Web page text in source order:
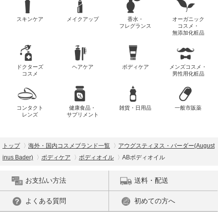
スキンケア メイクアップ
香水・
フレグランス
オーガニック
コスメ・
無添加化粧品
ドクターズ
コスメ
ヘアケア ボディケア
メンズコスメ・
男性用化粧品
コンタクト
レンズ
健康食品・
サプリメント
雑貨・日用品 一般市販薬
トップ 海外・国内コスメブランド一覧
アウグスティヌス・バーダー(August
inus Bader)
ボディケア ボディオイル ABボディオイル
お支払い方法 送料・配送
よくある質問 初めての方へ